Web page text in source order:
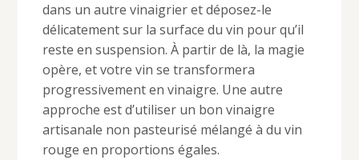
dans un autre vinaigrier et déposez-le
délicatement sur la surface du vin pour qu’il
reste en suspension. À partir de là, la magie
opère, et votre vin se transformera
progressivement en vinaigre. Une autre
approche est d’utiliser un bon vinaigre
artisanale non pasteurisé mélangé à du vin
rouge en proportions égales.